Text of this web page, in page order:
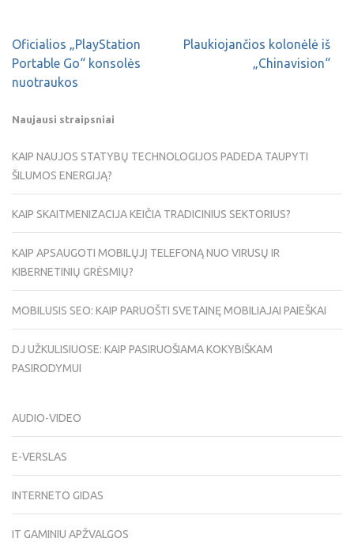
Oficialios „PlayStation
Portable Go“ konsolės
nuotraukos
Plaukiojančios kolonėlė iš
„Chinavision“
Naujausi straipsniai
KAIP NAUJOS STATYBŲ TECHNOLOGIJOS PADEDA TAUPYTI
ŠILUMOS ENERGIJĄ?
KAIP SKAITMENIZACIJA KEIČIA TRADICINIUS SEKTORIUS?
KAIP APSAUGOTI MOBILŲJĮ TELEFONĄ NUO VIRUSŲ IR
KIBERNETINIŲ GRĖSMIŲ?
MOBILUSIS SEO: KAIP PARUOŠTI SVETAINĘ MOBILIAJAI PAIEŠKAI
DJ UŽKULISIUOSE: KAIP PASIRUOŠIAMA KOKYBIŠKAM
PASIRODYMUI
AUDIO-VIDEO
E-VERSLAS
INTERNETO GIDAS
IT GAMINIU APŽVALGOS